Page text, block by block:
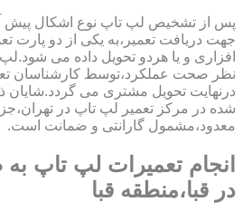
پس از تشخیص لپ تاپ نوع اشکال پیش
جهت دریافت تعمیر،به یکی از دو پارت
افزاری و یا هردو تحویل داده می شود.لپ
نظر صحت عملکرد،توسط کارشناسان
درنهایت تحویل مشتری می گردد.شایان
شده در مرکز تعمیر لپ تاپ در
معدود،مشمول گارانتی و ضمانت است.
انجام تعمیرات لپ تاپ
در قبا،منطقه قبا